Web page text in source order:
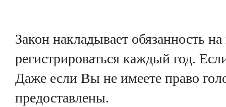
Закон накладывает обязанность
регистрироваться каждый год.
Даже если Вы не имеете право
предоставлены.